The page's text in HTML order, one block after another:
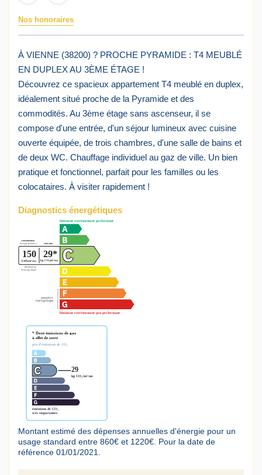
Nos honoraires
À VIENNE (38200) ? PROCHE PYRAMIDE : T4 MEUBLÉ
EN DUPLEX AU 3ÈME ÉTAGE !
Découvrez ce spacieux appartement T4 meublé en duplex,
idéalement situé proche de la Pyramide et des
commodités. Au 3ème étage sans ascenseur, il se
compose d'une entrée, d'un séjour lumineux avec cuisine
ouverte équipée, de trois chambres, d'une salle de bains et
de deux WC. Chauffage individuel au gaz de ville. Un bien
pratique et fonctionnel, parfait pour les familles ou les
colocataires. À visiter rapidement !
Diagnostics énergétiques
Montant estimé des dépenses annuelles d'énergie pour un
usage standard entre 860€ et 1220€. Pour la date de
référence 01/01/2021.